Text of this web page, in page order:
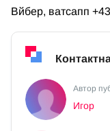
Вйбер, ватсапп
Автор
Игор